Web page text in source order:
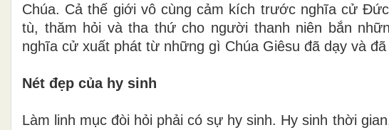
Chúa. Cả thế giới vô cùng cảm kích trước nghĩa cử
tù, thăm hỏi và tha thứ cho người thanh niên bắn
nghĩa cử xuất phát từ những gì Chúa Giêsu đã dạy và đã
Nét đẹp của hy sinh
Làm linh mục đòi hỏi phải có sự hy sinh. Hy sinh thời